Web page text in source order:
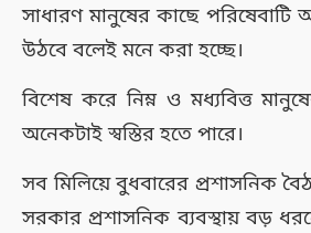
সাধারণ মানুষের কাছে
উঠবে বলেই মনে করা হচ্ছে।
বিশেষ করে নিম্ন ও মধ্যবিত্ত
অনেকটাই স্বস্তির হতে পারে।
সব মিলিয়ে বুধবারের প্রশাসনিক
সরকার প্রশাসনিক ব্যবস্থায় বড়